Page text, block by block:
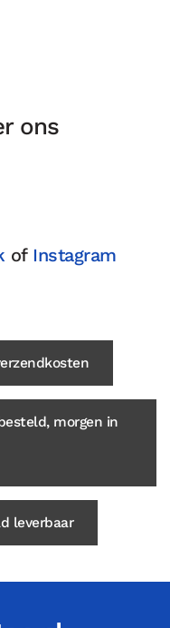
ons
of Instagram
morgen in
leverbaar